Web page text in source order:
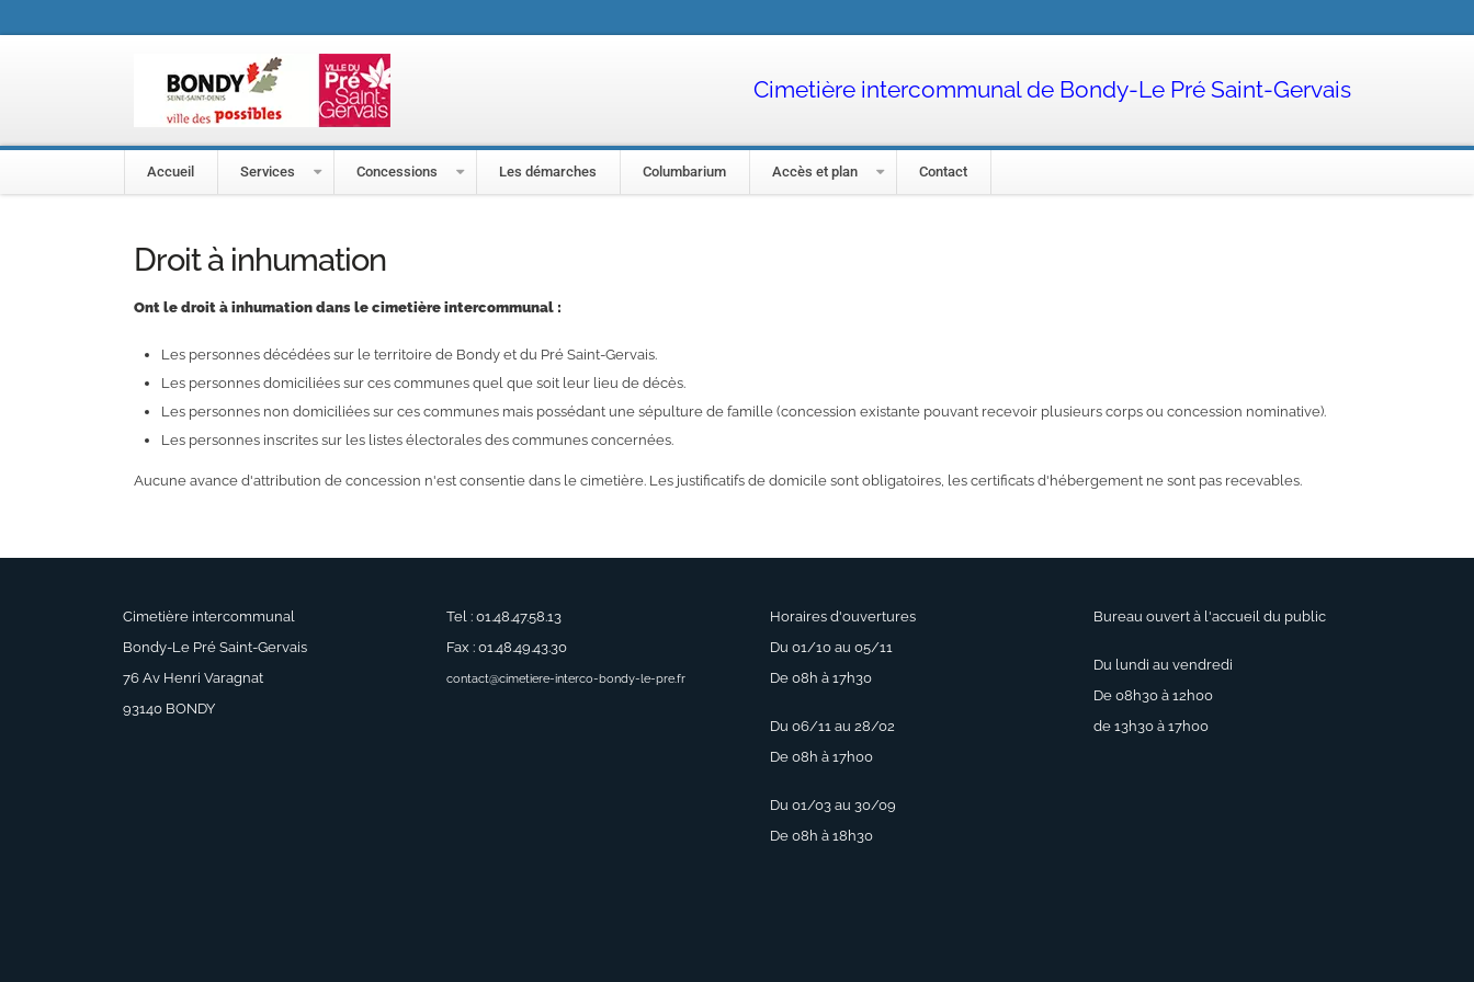
Cimetière intercommunal de Bondy-Le Pré Saint-Gervais
Accueil Services Concessions Les démarches Columbarium Accès et plan Contact
Droit à inhumation
Ont le droit à inhumation dans le cimetière intercommunal :
Les personnes décédées sur le territoire de Bondy et du Pré Saint-Gervais.
Les personnes domiciliées sur ces communes quel que soit leur lieu de décès.
Les personnes non domiciliées sur ces communes mais possédant une sépulture de famille (concession existante pouvant recevoir plusieurs corps ou concession nominative).
Les personnes inscrites sur les listes électorales des communes concernées.
Aucune avance d'attribution de concession n'est consentie dans le cimetière. Les justificatifs de domicile sont obligatoires, les certificats d'hébergement ne sont pas recevables.
Cimetière intercommunal
Bondy-Le Pré Saint-Gervais
76 Av Henri Varagnat
93140 BONDY
Tel : 01.48.47.58.13
Fax : 01.48.49.43.30
contact@cimetiere-interco-bondy-le-pre.fr
Horaires d'ouvertures
Du 01/10 au 05/11
De 08h à 17h30
Du 06/11 au 28/02
De 08h à 17h00
Du 01/03 au 30/09
De 08h à 18h30
Bureau ouvert à l'accueil du public
Du lundi au vendredi
De 08h30 à 12h00
de 13h30 à 17h00